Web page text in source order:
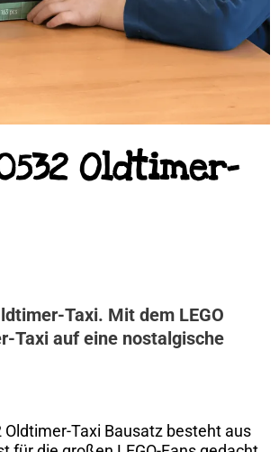
Oldtimer-
Taxi. Mit dem LEGO
Taxi auf eine nostalgische
Oldtimer-Taxi Bausatz besteht aus